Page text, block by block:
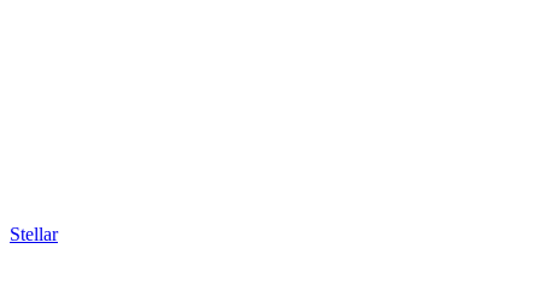
Stellar